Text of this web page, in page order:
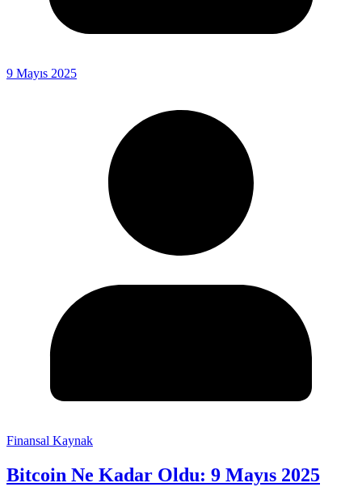
9 Mayıs 2025
Finansal Kaynak
Bitcoin Ne Kadar Oldu: 9 Mayıs 2025